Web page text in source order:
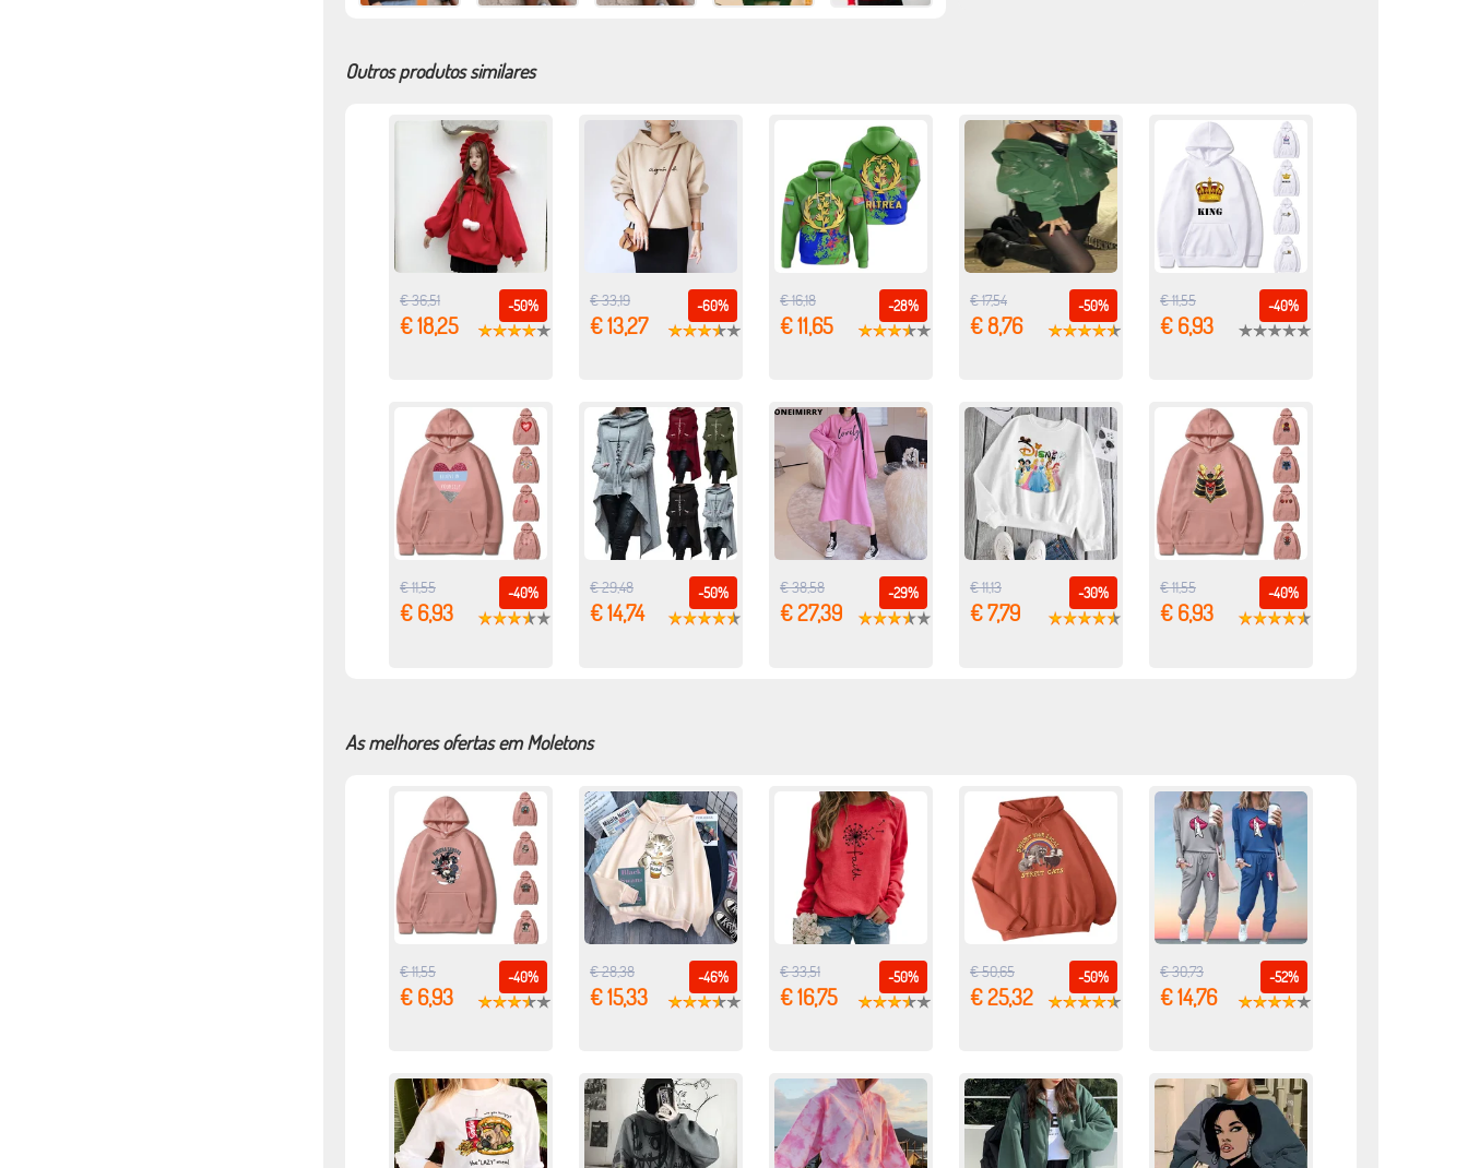
Outros produtos similares
-50%
€ 36,51
€ 18,25
-60%
€ 33,19
€ 13,27
-28%
€ 16,18
€ 11,65
-50%
€ 17,54
€ 8,76
-40%
€ 11,55
€ 6,93
-40%
€ 11,55
€ 6,93
-50%
€ 29,48
€ 14,74
-29%
€ 38,58
€ 27,39
-30%
€ 11,13
€ 7,79
-40%
€ 11,55
€ 6,93
As melhores ofertas em Moletons
-40%
€ 11,55
€ 6,93
-46%
€ 28,38
€ 15,33
-50%
€ 33,51
€ 16,75
-50%
€ 50,65
€ 25,32
-52%
€ 30,73
€ 14,76